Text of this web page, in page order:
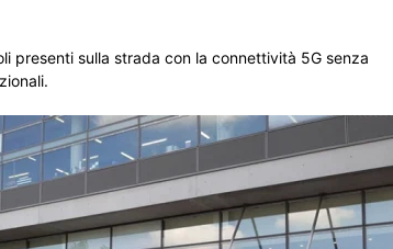
presenti sulla strada con la connettività 5G senza